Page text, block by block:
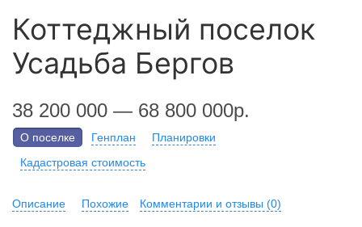
Коттеджный поселок
Усадьба Бергов
38 200 000 — 68 800 000р.
О поселке Генплан
Планировки
Кадастровая стоимость
Описание Похожие Комментарии и отзывы (0)